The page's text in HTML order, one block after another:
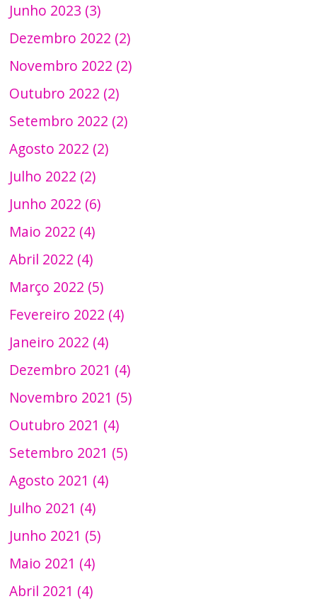
Junho 2023 (3)
Dezembro 2022 (2)
Novembro 2022 (2)
Outubro 2022 (2)
Setembro 2022 (2)
Agosto 2022 (2)
Julho 2022 (2)
Junho 2022 (6)
Maio 2022 (4)
Abril 2022 (4)
Março 2022 (5)
Fevereiro 2022 (4)
Janeiro 2022 (4)
Dezembro 2021 (4)
Novembro 2021 (5)
Outubro 2021 (4)
Setembro 2021 (5)
Agosto 2021 (4)
Julho 2021 (4)
Junho 2021 (5)
Maio 2021 (4)
Abril 2021 (4)